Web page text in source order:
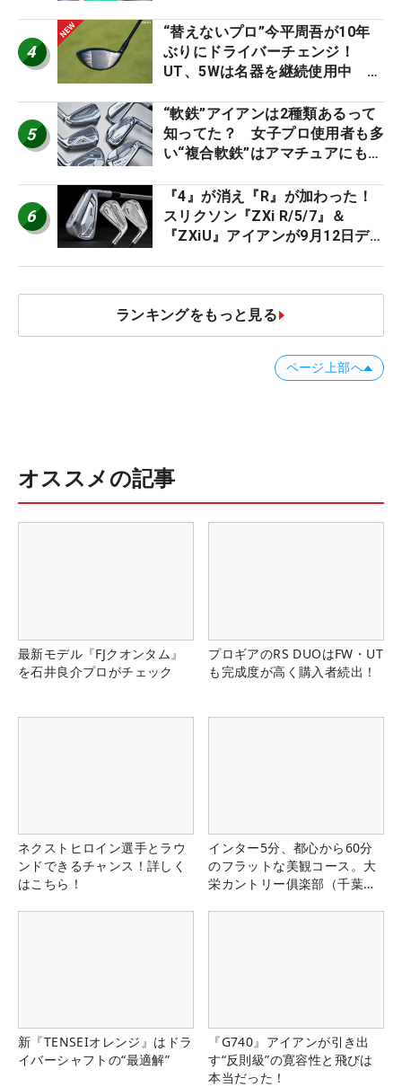
ー』 #女子プロセッティング
4
“替えないプロ”今平周吾が10年
ぶりにドライバーチェンジ！
UT、5Wは名器を継続使用中 #
5
“軟鉄”アイアンは2種類あるって
知ってた？ 女子プロ使用者も多
い“複合軟鉄”はアマチュアにもオ
6
『4』が消え『R』が加わった！
スリクソン『ZXi R/5/7』＆
『ZXiU』アイアンが9月12日デ
ランキングをもっと見る
ページ上部へ
オススメの記事
最新モデル『FJクオンタム』
を石井良介プロがチェック
プロギアのRS DUOはFW・UT
も完成度が高く購入者続出！
ネクストヒロイン選手とラウ
ンドできるチャンス！詳しく
はこちら！
インター5分、都心から60分
のフラットな美観コース。大
栄カントリー俱楽部（千葉
新『TENSEIオレンジ』はドラ
イバーシャフトの“最適解”
『G740』アイアンが引き出
す“反則級”の寛容性と飛びは
本当だった！